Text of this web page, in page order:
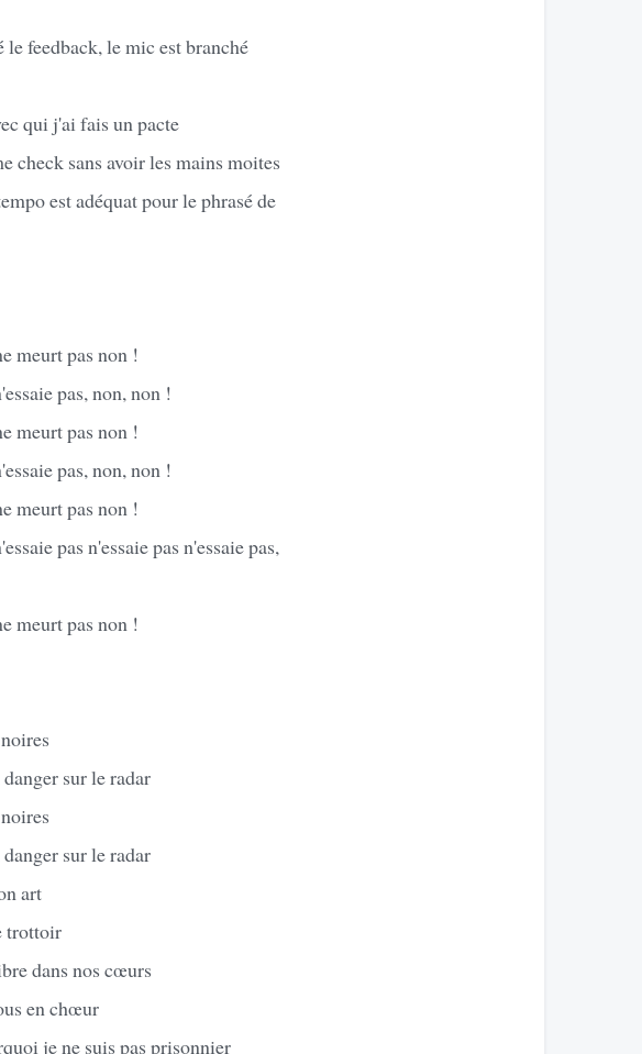
feedback, le mic est branché
qui j'ai fais un pacte
check sans avoir les mains moites
est adéquat pour le phrasé de
meurt pas non !
pas, non, non !
meurt pas non !
pas, non, non !
meurt pas non !
pas n'essaie pas n'essaie pas,
meurt pas non !
sur le radar
sur le radar
art
trottoir
dans nos cœurs
en chœur
je ne suis pas prisonnier